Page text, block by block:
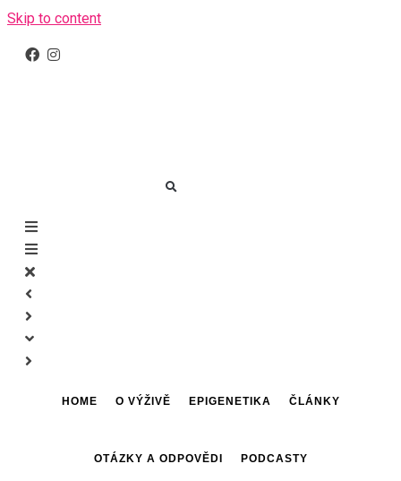
Skip to content
HOME O VÝŽIVĚ EPIGENETIKA ČLÁNKY
OTÁZKY A ODPOVĚDI PODCASTY